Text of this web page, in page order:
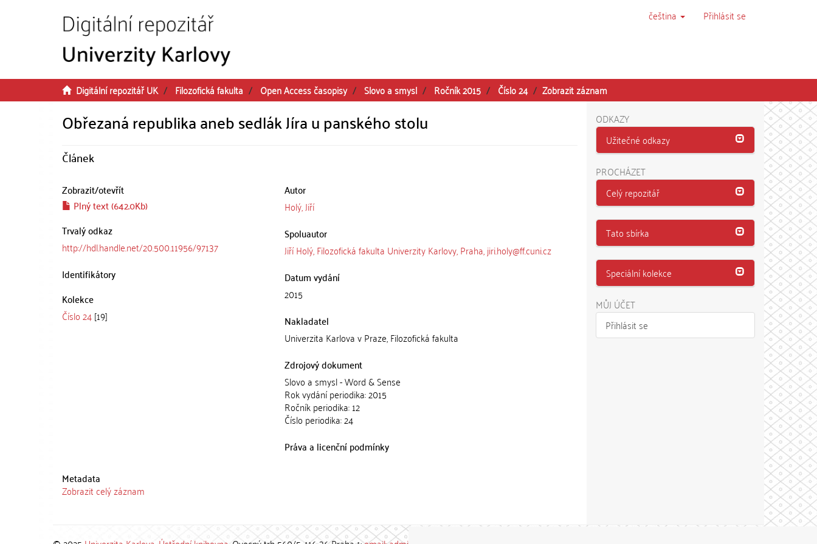
čeština Přihlásit se
Digitální repozitář UK Filozofická fakulta Open Access časopisy Slovo a smysl Ročník 2015 Číslo 24 Zobrazit záznam
Obřezaná republika aneb sedlák Jíra u panského stolu
Článek
Zobrazit/otevřít
Plný text (642.0Kb)
Trvalý odkaz
http://hdl.handle.net/20.500.11956/97137
Identifikátory
Kolekce
Číslo 24[19]
Autor
Holý, Jiří
Spoluautor
Jiří Holý, Filozofická fakulta Univerzity Karlovy, Praha, jiri.holy@ff.cuni.cz
Datum vydání
2015
Nakladatel
Univerzita Karlova v Praze, Filozofická fakulta
Zdrojový dokument
Slovo a smysl - Word & Sense
Rok vydání periodika: 2015
Ročník periodika: 12
Číslo periodika: 24
Práva a licenční podmínky
Metadata
Zobrazit celý záznam
ODKAZY
Užitečné odkazy
PROCHÁZET
Celý repozitář
Tato sbírka
Speciální kolekce
MŮJ ÚČET
Přihlásit se